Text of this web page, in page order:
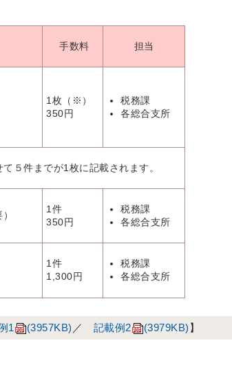
手数料 担当
1枚（※）
350円
税務課
各総合支所
５件までが1枚に記載されます。
1件
350円
税務課
各総合支所
1件
1,300円
税務課
各総合支所
1 (3957KB) ／ 記載例2 (3979KB) 】